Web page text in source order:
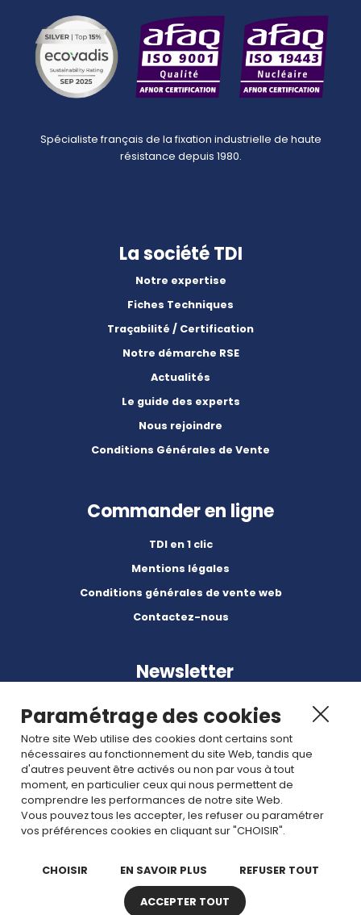
Spécialiste français de la fixation industrielle de haute
résistance depuis 1980.
La société TDI
Notre expertise
Fiches Techniques
Traçabilité / Certification
Notre démarche RSE
Actualités
Le guide des experts
Nous rejoindre
Conditions Générales de Vente
Commander en ligne
TDI en 1 clic
Mentions légales
Conditions générales de vente web
Contactez-nous
Newsletter
Abonnez-vous à nos dernières nouvelles et articles.
Rejoignez nous
Paramétrage des cookies
Notre site Web utilise des cookies dont certains sont
nécessaires au fonctionnement du site Web, tandis que
d'autres peuvent être activés ou non par vous à tout
moment, en particulier ceux qui nous permettent de
comprendre les performances de notre site Web.
Vous pouvez tous les accepter, les refuser ou paramétrer
vos préférences cookies en cliquant sur "CHOISIR".
CHOISIR EN SAVOIR PLUS REFUSER TOUT
ACCEPTER TOUT